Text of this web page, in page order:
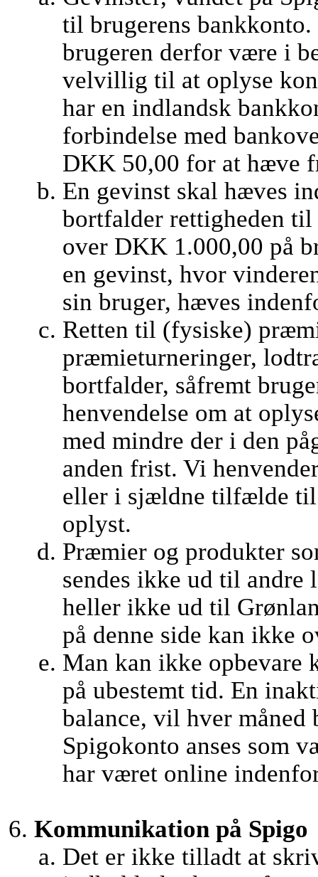
til brugerens
brugeren derfor være i
velvillig til at oplyse
har en indlandsk
forbindelse med
DKK 50,00 for at hæve
En gevinst skal hæves
bortfalder rettigheden til
over DKK 1.000,00 på
en gevinst, hvor
sin bruger, hæves
Retten til (fysiske)
præmieturneringer,
bortfalder, såfremt
henvendelse om at
med mindre der i den
anden frist. Vi
eller i sjældne tilfælde til
oplyst.
Præmier og produkter
sendes ikke ud til andre
heller ikke ud til
på denne side kan ikke
Man kan ikke opbevare
på ubestemt tid. En
balance, vil hver
Spigokonto anses som
har været online
Kommunikation på Spigo
Det er ikke tilladt at